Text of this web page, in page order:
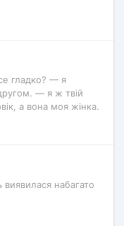
гладко? — я
— я ж твій
а вона моя жінка.
виявилася набагато